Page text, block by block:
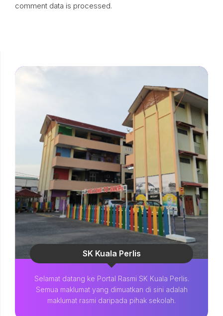
comment data is processed.
SK Kuala Perlis
Selamat datang ke Portal Rasmi SK Kuala Perlis.
Semua maklumat yang dimuatkan di sini adalah
maklumat rasmi daripada pihak sekolah.